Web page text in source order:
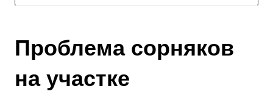
Проблема сорняков
на участке